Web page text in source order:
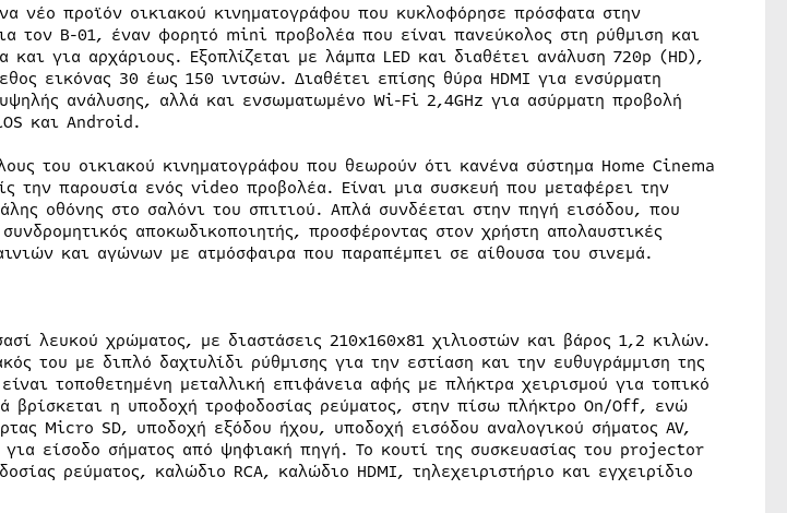
νέο προϊόν οικιακού κινηματογράφου που κυκλοφόρησε πρόσφατα στην
τον B-01, έναν φορητό mini προβολέα που είναι πανεύκολος στη ρύθμιση και
και για αρχάριους. Εξοπλίζεται με λάμπα LED και διαθέτει ανάλυση 720p (HD),
εικόνας 30 έως 150 ιντσών. Διαθέτει επίσης θύρα HDMI για ενσύρματη
ανάλυσης, αλλά και ενσωματωμένο Wi-Fi 2,4GHz για ασύρματη προβολή
και Android.
του οικιακού κινηματογράφου που θεωρούν ότι κανένα σύστημα Home Cinema
την παρουσία ενός video προβολέα. Είναι μια συσκευή που μεταφέρει την
οθόνης στο σαλόνι του σπιτιού. Απλά συνδέεται στην πηγή εισόδου, που
αποκωδικοποιητής, προσφέροντας στον χρήστη απολαυστικές
και αγώνων με ατμόσφαιρα που παραπέμπει σε αίθουσα του σινεμά.
λευκού χρώματος, με διαστάσεις 210x160x81 χιλιοστών και βάρος 1,2 κιλών.
του με διπλό δαχτυλίδι ρύθμισης για την εστίαση και την ευθυγράμμιση της
τοποθετημένη μεταλλική επιφάνεια αφής με πλήκτρα χειρισμού για τοπικό
βρίσκεται η υποδοχή τροφοδοσίας ρεύματος, στην πίσω πλήκτρο On/Off, ενώ
Micro SD, υποδοχή εξόδου ήχου, υποδοχή εισόδου αναλογικού σήματος AV,
για είσοδο σήματος από ψηφιακή πηγή. Το κουτί της συσκευασίας του projector
ρεύματος, καλώδιο RCA, καλώδιο HDMI, τηλεχειριστήριο και εγχειρίδιο